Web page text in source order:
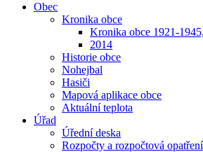
Obec
Kronika obce
Kronika obce 1921-
2014
Historie obce
Nohejbal
Hasiči
Mapová aplikace obce
Aktuální teplota
Úřad
Úřední deska
Rozpočty a rozpočtová opatření